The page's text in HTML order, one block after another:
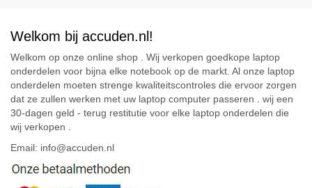
Welkom bij accuden.nl!
Welkom op onze online shop . Wij verkopen goedkope laptop
onderdelen voor bijna elke notebook op de markt. Al onze laptop
onderdelen moeten strenge kwaliteitscontroles die ervoor zorgen
dat ze zullen werken met uw laptop computer passeren . wij een
30-dagen geld - terug restitutie voor elke laptop onderdelen die
wij verkopen .
Email: info@accuden.nl